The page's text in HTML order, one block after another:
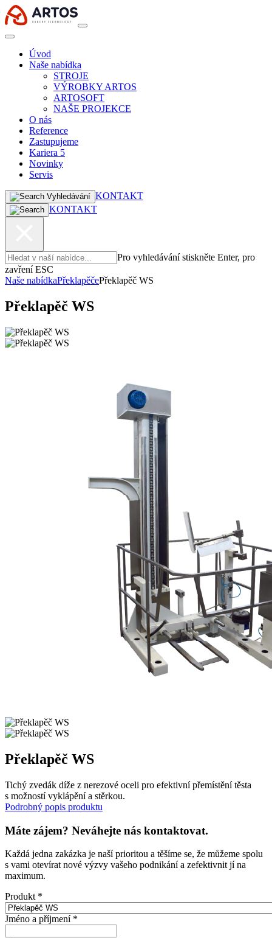
Úvod
Naše nabídka
STROJE
VÝROBKY ARTOS
ARTOSOFT
NAŠE PROJEKCE
O nás
Reference
Zastupujeme
Kariera 5
Novinky
Servis
Vyhledávání KONTAKT
KONTAKT
Pro vyhledávání stiskněte Enter, pro
zavření ESC
Naše nabídkaPřeklapěčePřeklapěč WS
Překlapěč WS
Překlapěč WS
Tichý zvedák díže z nerezové oceli pro efektivní přemístění těsta
s možností vyklápění a stěrkou.
Podrobný popis produktu
Máte zájem? Neváhejte nás kontaktovat.
Každá jedna zakázka je naší prioritou a těšíme se, že můžeme spolu
s vami otevírat nové výzvy vašeho podnikání a zefektivnit jí na
maximum.
Produkt *
Jméno a příjmení *